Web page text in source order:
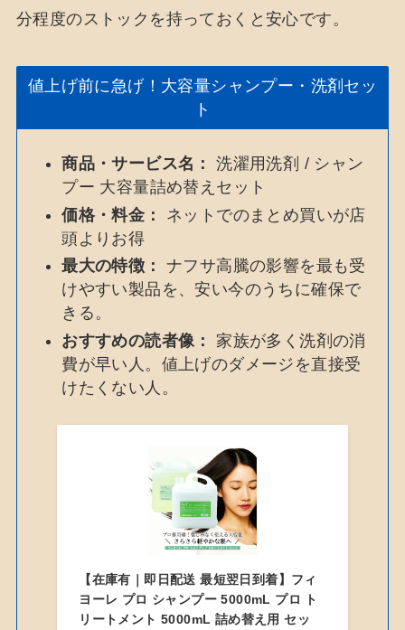
分程度のストックを持っておくと安心です。
値上げ前に急げ！大容量シャンプー・洗剤セッ
ト
商品・サービス名：
洗濯用洗剤 / シャン
プー 大容量詰め替えセット
価格・料金：
ネットでのまとめ買いが店
頭よりお得
最大の特徴：
ナフサ高騰の影響を最も受
けやすい製品を、安い今のうちに確保で
きる。
おすすめの読者像：
家族が多く洗剤の消
費が早い人。値上げのダメージを直接受
けたくない人。
【在庫有｜即日配送 最短翌日到着】フィ
ヨーレ プロ シャンプー 5000mL プロ ト
リートメント 5000mL 詰め替え用 セッ